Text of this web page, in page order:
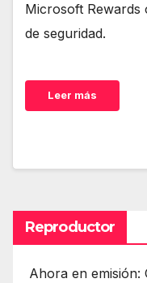
Microsoft Rewards
de seguridad.
Leer más
Reproductor
Ahora en emisión: